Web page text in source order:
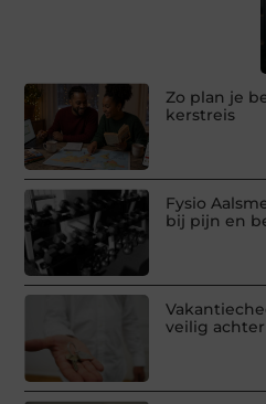
Zo plan je
kerstreis
Fysio
bij pijn en
veilig